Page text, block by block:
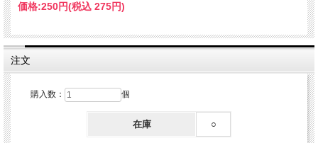
価格:250円(税込 275円)
注文
購入数： 個
在庫 ○